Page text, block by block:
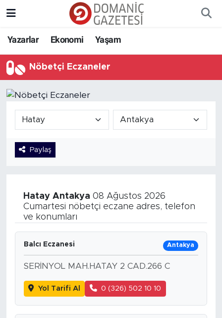
Yazarlar Ekonomi Yaşam
Nöbetçi Eczaneler
Paylaş
Hatay Antakya 08 Ağustos 2026
Cumartesi nöbetçi eczane adres, telefon
ve konumları
Balcı Eczanesi Antakya
SERİNYOL MAH.HATAY 2 CAD.266 C
Yol Tarifi Al 0 (326) 502 10 10